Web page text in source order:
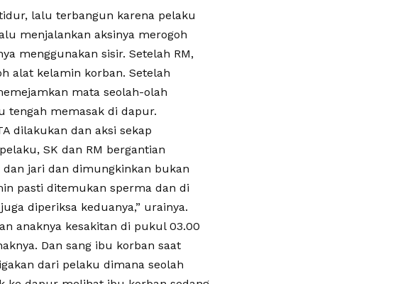
lalu terbangun karena pelaku
menjalankan aksinya merogoh
menggunakan sisir. Setelah RM,
alat kelamin korban. Setelah
mata seolah-olah
tengah memasak di dapur.
dilakukan dan aksi sekap
SK dan RM bergantian
jari dan dimungkinkan bukan
pasti ditemukan sperma dan di
diperiksa keduanya,” urainya.
anaknya kesakitan di pukul 03.00
Dan sang ibu korban saat
dari pelaku dimana seolah